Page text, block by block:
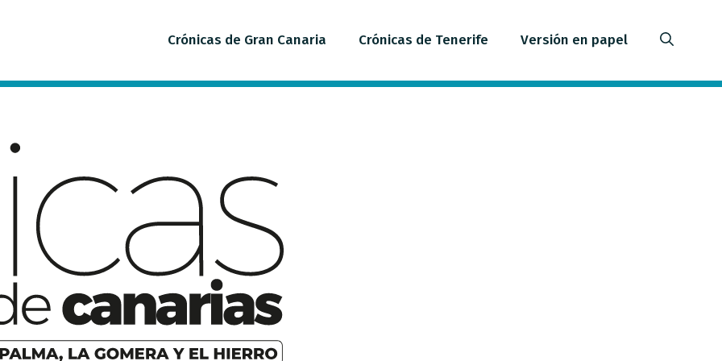
Crónicas de Gran Canaria Crónicas de Tenerife Versión en papel